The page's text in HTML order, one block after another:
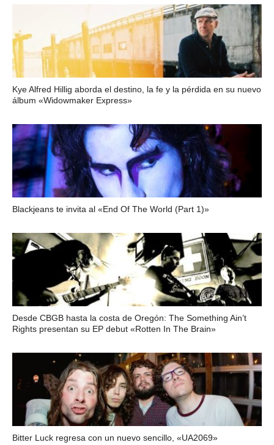
Kye Alfred Hillig aborda el destino, la fe y la pérdida en su nuevo
álbum «Widowmaker Express»
Blackjeans te invita al «End Of The World (Part 1)»
Desde CBGB hasta la costa de Oregón: The Something Ain’t
Rights presentan su EP debut «Rotten In The Brain»
Bitter Luck regresa con un nuevo sencillo, «UA2069»